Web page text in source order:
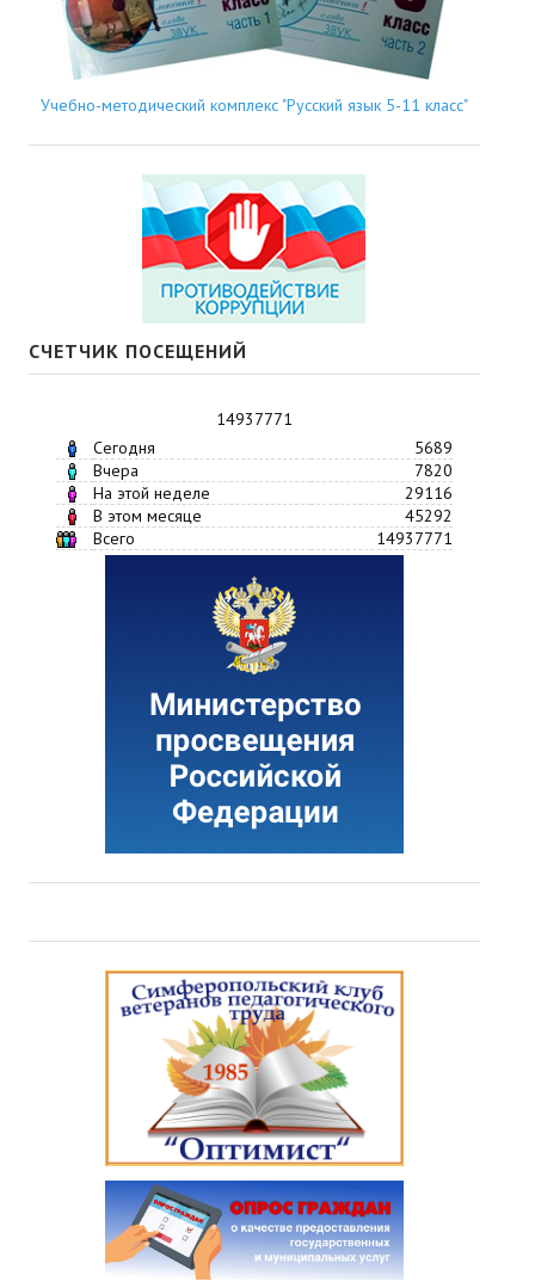
Учебно-методический комплекс "Русский язык 5-11 класс"
СЧЕТЧИК ПОСЕЩЕНИЙ
14937771
Сегодня
5689
Вчера
7820
На этой неделе
29116
В этом месяце
45292
Всего
14937771